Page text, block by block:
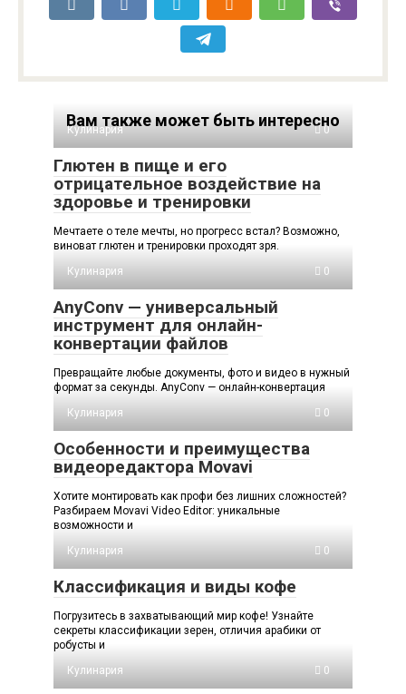
Вам также может быть интересно
Кулинария 0
Глютен в пище и его
отрицательное воздействие на
здоровье и тренировки
Мечтаете о теле мечты, но прогресс встал? Возможно,
виноват глютен и тренировки проходят зря.
Кулинария
0
AnyConv — универсальный
инструмент для онлайн-
конвертации файлов
Превращайте любые документы, фото и видео в нужный
формат за секунды. AnyConv — онлайн-конвертация
Кулинария
0
Особенности и преимущества
видеоредактора Movavi
Хотите монтировать как профи без лишних сложностей?
Разбираем Movavi Video Editor: уникальные
возможности и
Кулинария
0
Классификация и виды кофе
Погрузитесь в захватывающий мир кофе! Узнайте
секреты классификации зерен, отличия арабики от
робусты и
Кулинария
0